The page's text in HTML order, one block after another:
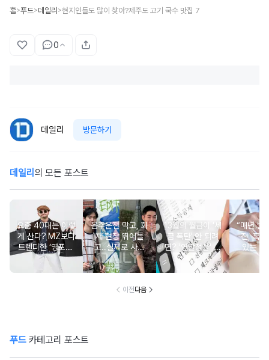
홈>푸드>데일리 >현지인들도 많이 찾아?제주도 고기 국수 맛집 7
0
데일리 방문하기
데일리 의 모든 포스트
요즘 40대는 이렇
게 산다? MZ보다
트렌디한 ‘영포티’
분석
음주운전 막고, 화
재 현장 뛰어들
고..실제로 사람
구한 연예인 10
13월의 월급이 '세
금 폭탄' 안 되려
면? '연말정산' 핵
심 꿀팁 A to Z
“매년 받
진, 혹시
있는 건
요?”
이전다음
푸드카테고리 포스트